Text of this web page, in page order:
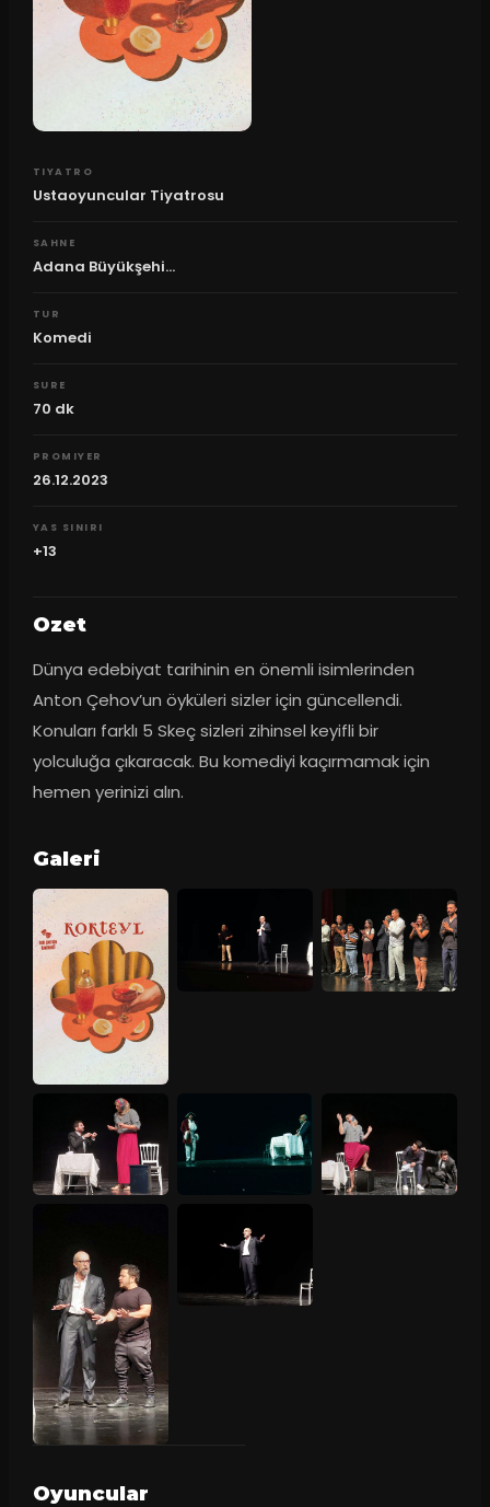
TIYATRO
Ustaoyuncular Tiyatrosu
SAHNE
Adana Büyükşehi...
TUR
Komedi
SURE
70 dk
PROMIYER
26.12.2023
YAS SINIRI
+13
Ozet
Dünya edebiyat tarihinin en önemli isimlerinden
Anton Çehov’un öyküleri sizler için güncellendi.
Konuları farklı 5 Skeç sizleri zihinsel keyifli bir
yolculuğa çıkaracak. Bu komediyi kaçırmamak için
hemen yerinizi alın.
Galeri
Oyuncular